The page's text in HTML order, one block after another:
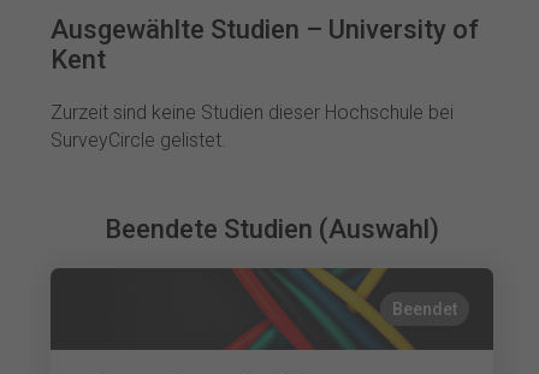
Ausgewählte Studien – University of
Kent
Zurzeit sind keine Studien dieser Hochschule bei
SurveyCircle gelistet.
Beendete Studien (Auswahl)
Beendet